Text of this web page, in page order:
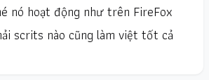
nó hoạt động như trên FireFox
scrits nào cũng làm việt tốt cả